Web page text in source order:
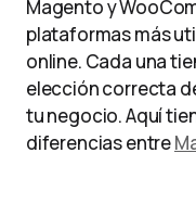
Magento y
plataformas más
online. Cada una
elección correcta
tu negocio. Aquí
diferencias entre